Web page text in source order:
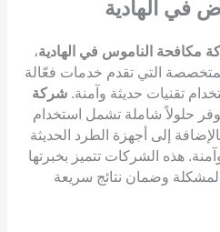
في الهادية
مكافحة الناموس في الهادية،
التي تقدم خدمات فعّالة
تقنيات حديثة وآمنة. شركة
حلولاً شاملة تشمل استخدام
إلى أجهزة الطرد الحديثة
هذه الشركات تتميز بخبرتها
وضمان نتائج سريعة